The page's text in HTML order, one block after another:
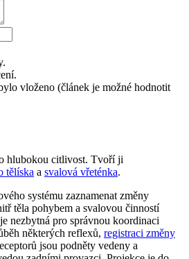
vloženo (článek je možné hodnotit
hlubokou citlivost. Tvoří ji
tělíska a svalová vřeténka.
systému zaznamenat změny
těla pohybem a svalovou činností
nezbytná pro správnou koordinaci
některých reflexů, registraci změny
jsou podněty vedeny a